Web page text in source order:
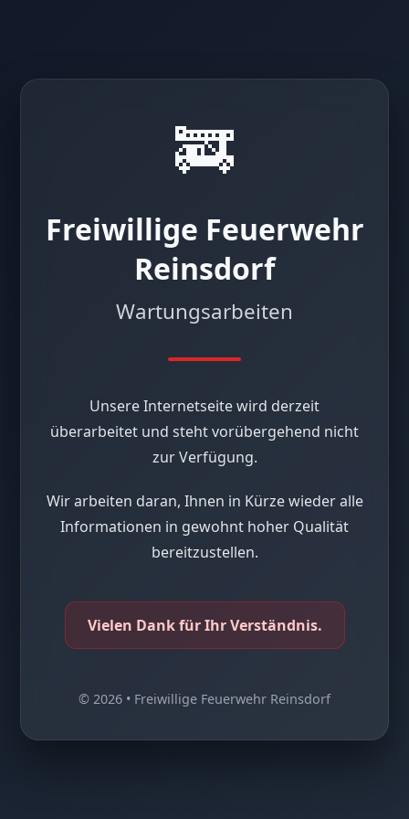
🚒
Freiwillige Feuerwehr
Reinsdorf
Wartungsarbeiten
Unsere Internetseite wird derzeit
überarbeitet und steht vorübergehend nicht
zur Verfügung.
Wir arbeiten daran, Ihnen in Kürze wieder alle
Informationen in gewohnt hoher Qualität
bereitzustellen.
Vielen Dank für Ihr Verständnis.
© 2026 • Freiwillige Feuerwehr Reinsdorf